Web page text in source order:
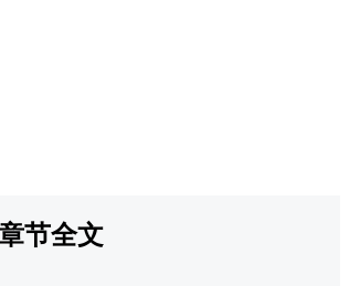
节全文